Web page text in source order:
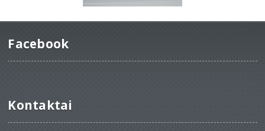
Facebook
Kontaktai